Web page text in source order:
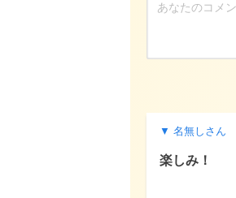
名無しさん
楽しみ！